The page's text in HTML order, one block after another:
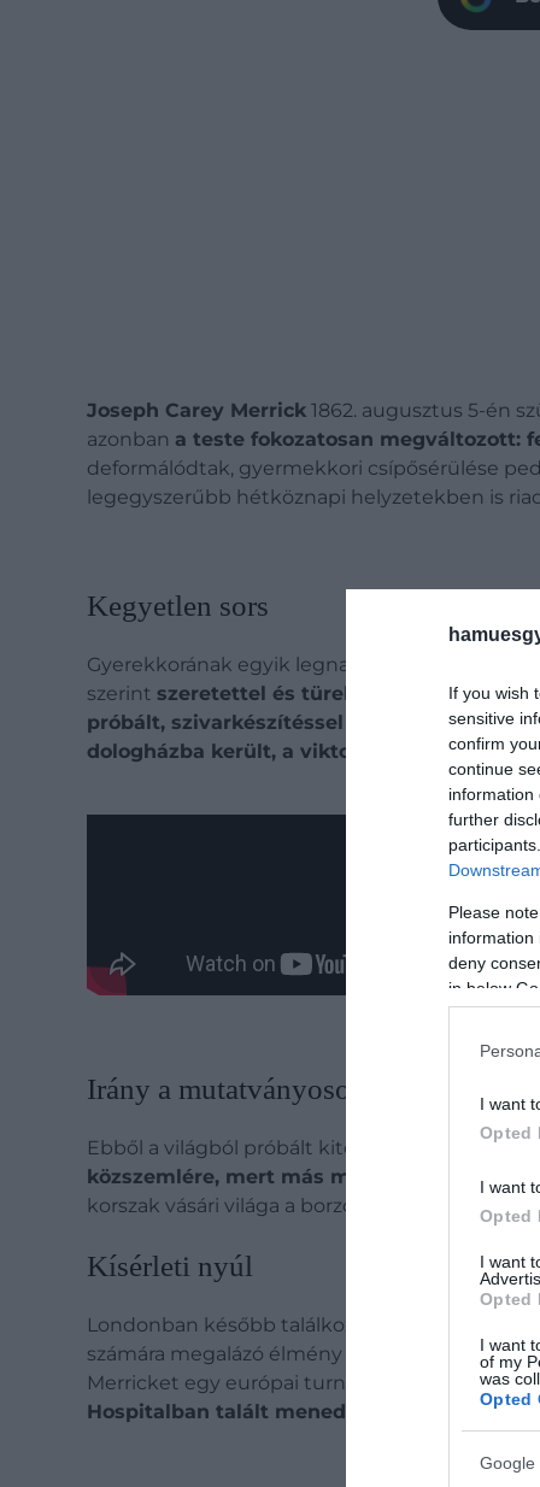
If you wish
sensitive
confirm
continue
information
further
Please
information
deny
in below
I want
Opted
I want
Opted
I want
Opted
I want
of my
was
Opted
Google
Joseph Carey Merrick 1862. augusztus 5-én
azonban a teste fokozatosan megváltozott:
deformálódtak, gyermekkori csípősérülése
legegyszerűbb hétköznapi helyzetekben is
Kegyetlen sors
Gyerekkorának egyik legnagyobb törése
szerint szeretettel és türelemmel fordult
próbált, szivarkészítéssel és házalással
dologházba került, a viktoriánus
Irány a mutatványosok világa
Ebből a világból próbált kitörni, amikor
közszemlére, mert más módon nem tudott
korszak vásári világa a borzongásra és a
Kísérleti nyúl
Londonban később találkozott
számára megalázó élmény volt: később azt
Merricket egy európai turné során
Hospitalban talált menedéket.